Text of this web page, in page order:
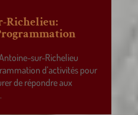
Richelieu:
sur-Richelieu
d’activités pour
de répondre aux